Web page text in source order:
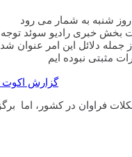
جمله دلائل این امر
گزارش اکوت